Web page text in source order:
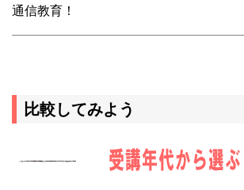
通信教育！
比較してみよう